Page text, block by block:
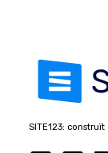
SITE123: